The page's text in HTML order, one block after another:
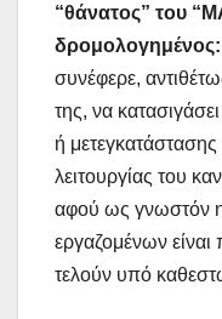
“θάνατος” του
δρομολογημένος:
συνέφερε,
της, να
ή
λειτουργίας του
αφού ως γνωστόν
εργαζομένων
τελούν υπό